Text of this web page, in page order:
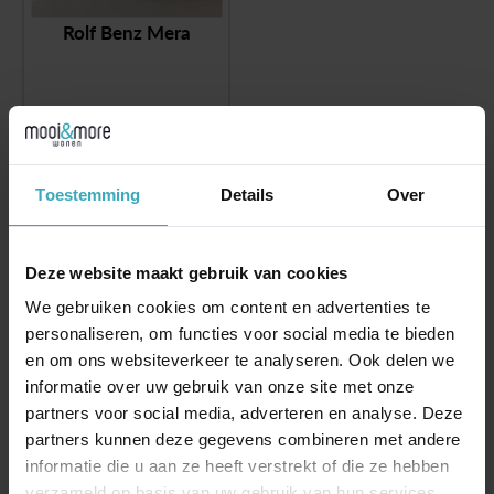
Toestemming Details Over
Deze website maakt gebruik van cookies
We gebruiken cookies om content en advertenties te
personaliseren, om functies voor social media te bieden
en om ons websiteverkeer te analyseren. Ook delen we
informatie over uw gebruik van onze site met onze
partners voor social media, adverteren en analyse. Deze
partners kunnen deze gegevens combineren met andere
informatie die u aan ze heeft verstrekt of die ze hebben
Rolf Benz Mera
€17.883,00
€7.995,00
Unieke design meubels
Oneindig veel mogelijkheden